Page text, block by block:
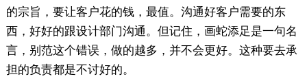
的宗旨，要让客户花的钱，最值。沟通好客户需要的东
西，好好的跟设计部门沟通。但记住，画蛇添足是一句名
言，别范这个错误，做的越多，并不会更好。这种要去承
担的负责都是不讨好的。